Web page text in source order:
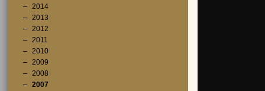
2014
2013
2012
2011
2010
2009
2008
2007